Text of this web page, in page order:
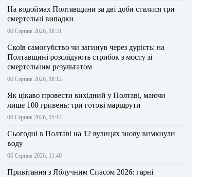
На водоймах Полтавщини за дві доби сталися три
смертельні випадки
06 Серпня 2026, 18:31
Скоїв самогубство чи загинув через дурість: на
Полтавщині розслідують стрибок з мосту зі
смертельним результатом
06 Серпня 2026, 18:12
Як цікаво провести вихідний у Полтаві, маючи
лише 100 гривень: три готові маршрути
06 Серпня 2026, 15:14
Сьогодні в Полтаві на 12 вулицях знову вимкнули
воду
06 Серпня 2026, 11:40
Привітання з Яблучним Спасом 2026: гарні